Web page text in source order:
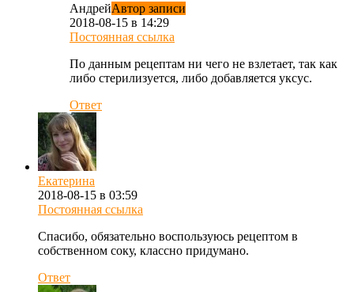
АндрейАвтор записи
2018-08-15 в 14:29
Постоянная ссылка
По данным рецептам ни чего не взлетает, так как
либо стерилизуется, либо добавляется уксус.
Ответ
Екатерина
2018-08-15 в 03:59
Постоянная ссылка
Спасибо, обязательно воспользуюсь рецептом в
собственном соку, классно придумано.
Ответ